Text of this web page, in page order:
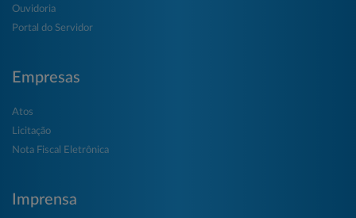
Ouvidoria
Portal do Servidor
Empresas
Atos
Licitação
Nota Fiscal Eletrônica
Imprensa